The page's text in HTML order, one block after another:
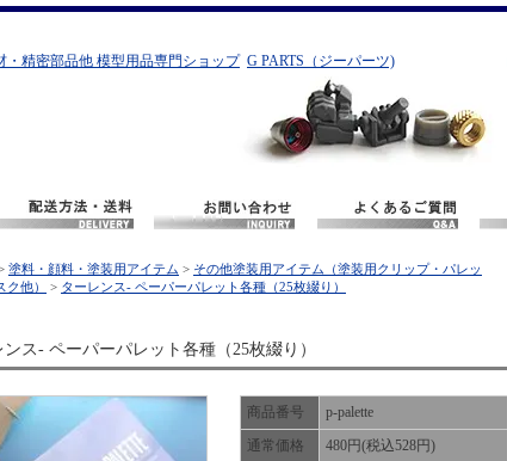
精密部品他 模型用品専門ショップ G PARTS（ジーパーツ)
塗料・顔料・塗装用アイテム > その他塗装用アイテム（塗装用クリップ・パレッ
ク他）
> ターレンス- ペーパーパレット各種（25枚綴り）
ンス- ペーパーパレット各種（25枚綴り）
商品番号
p-palette
通常価格
480円(税込528円)